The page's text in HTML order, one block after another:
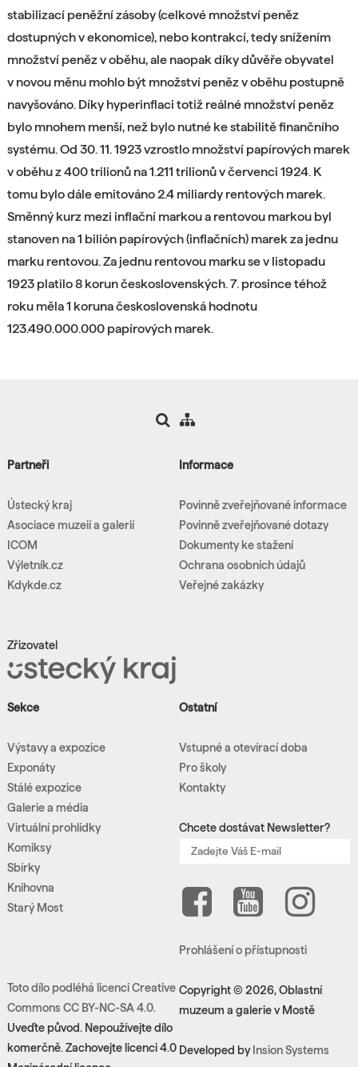
stabilizací peněžní zásoby (celkové množství peněz
dostupných v ekonomice), nebo kontrakcí, tedy snížením
množství peněz v oběhu, ale naopak díky důvěře obyvatel
v novou měnu mohlo být množství peněz v oběhu postupně
navyšováno. Díky hyperinflaci totiž reálné množství peněz
bylo mnohem menší, než bylo nutné ke stabilitě finančního
systému. Od 30. 11. 1923 vzrostlo množství papírových marek
v oběhu z 400 trilionů na 1.211 trilionů v červenci 1924. K
tomu bylo dále emitováno 2.4 miliardy rentových marek.
Směnný kurz mezi inflační markou a rentovou markou byl
stanoven na 1 bilión papírových (inflačních) marek za jednu
marku rentovou. Za jednu rentovou marku se v listopadu
1923 platilo 8 korun československých. 7. prosince téhož
roku měla 1 koruna československá hodnotu
123.490.000.000 papírových marek.
Partneři
Ústecký kraj
Asociace muzeií a galerií
ICOM
Výletník.cz
Kdykde.cz
Zřizovatel
Informace
Povinně zveřejňované informace
Povinně zveřejňované dotazy
Dokumenty ke stažení
Ochrana osobních údajů
Veřejné zakázky
Sekce
Výstavy a expozice
Exponáty
Stálé expozice
Galerie a média
Virtuální prohlídky
Komiksy
Sbírky
Knihovna
Starý Most
Toto dílo podléhá licenci Creative
Commons CC BY-NC-SA 4.0.
Uveďte původ. Nepoužívejte dílo
komerčně. Zachovejte licenci 4.0
Ostatní
Vstupné a otevírací doba
Pro školy
Kontakty
Chcete dostávat Newsletter?
Prohlášení o přístupnosti
Copyright © 2026, Oblastní
muzeum a galerie v Mostě
Developed by Insion Systems